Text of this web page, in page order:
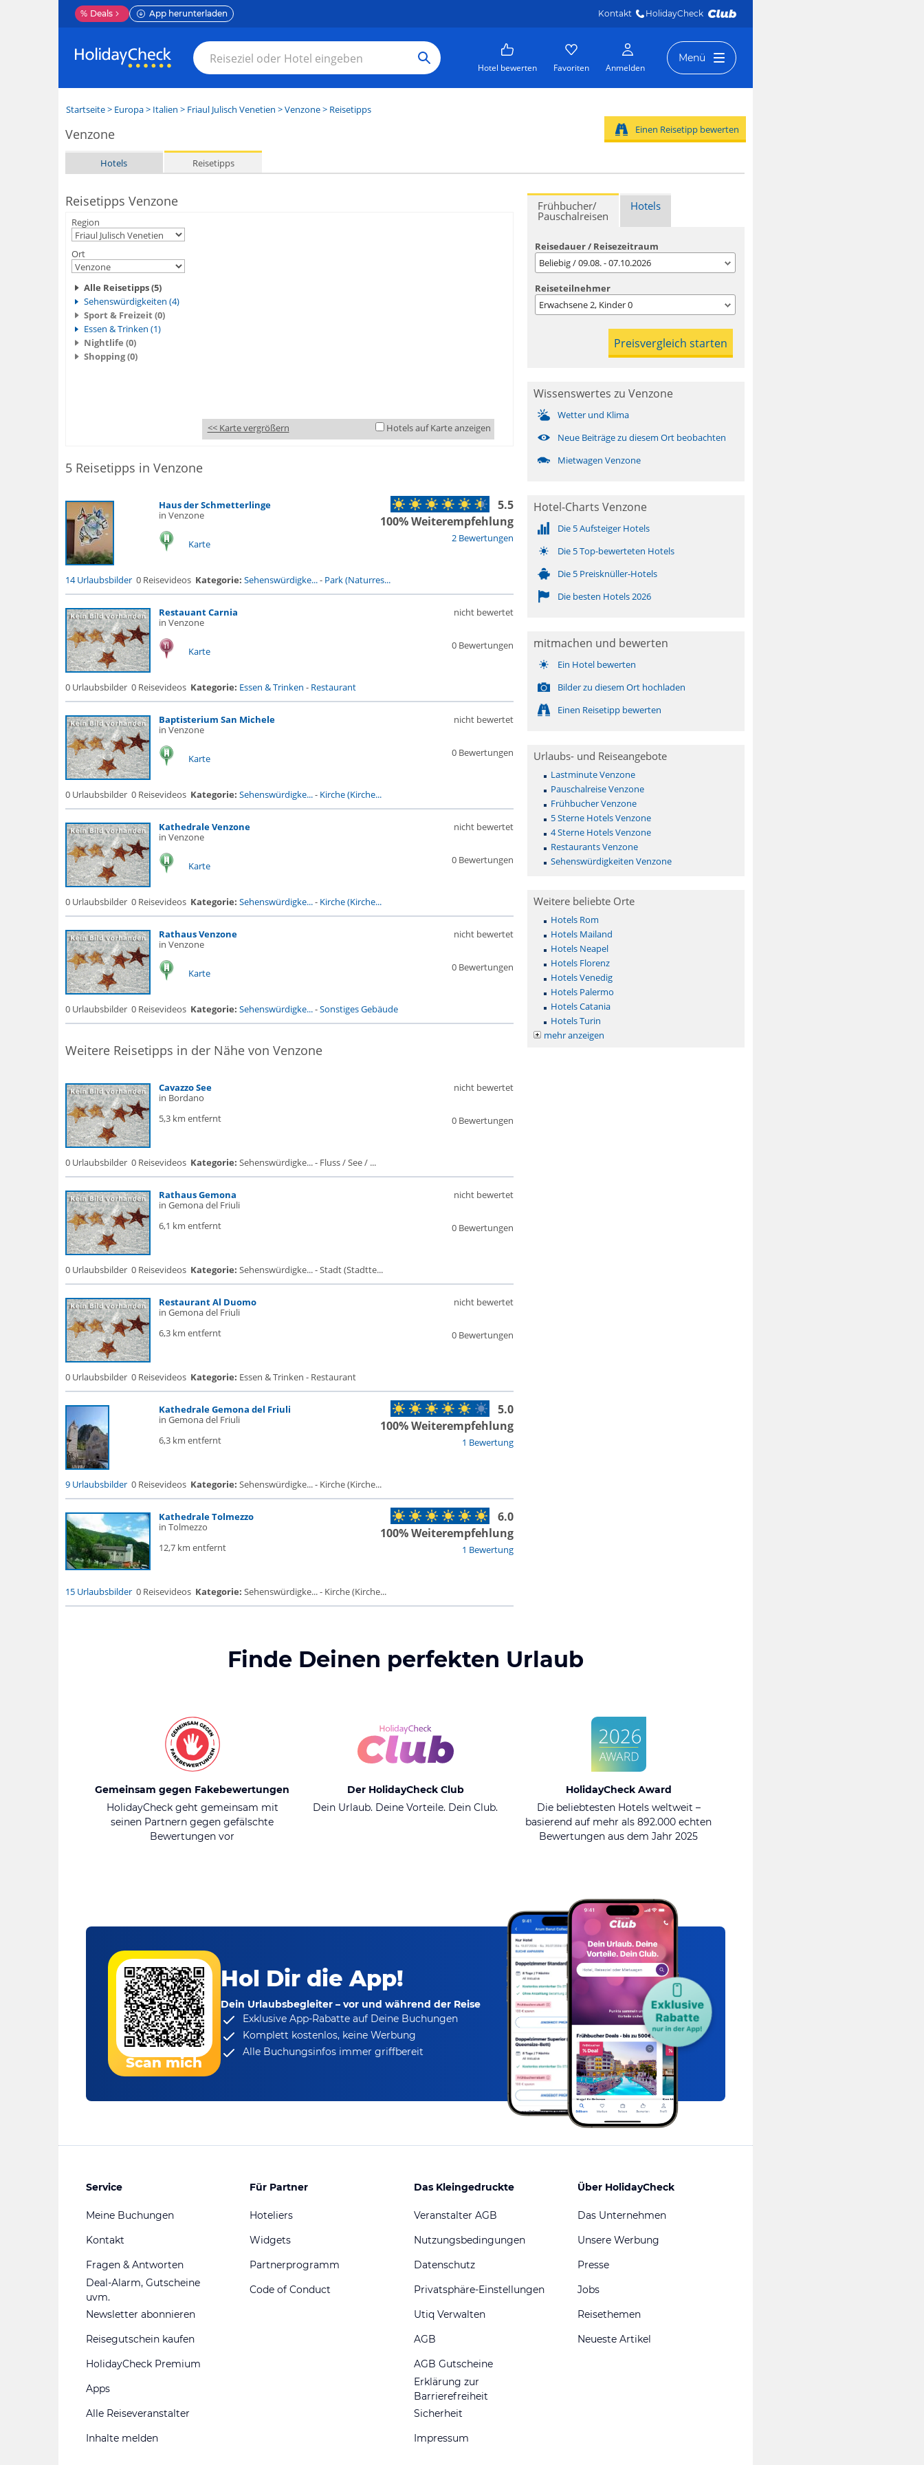
% Deals App herunterladen Kontakt HolidayCheck
Hotel bewerten Favoriten Anmelden
Menü
Startseite> Europa> Italien > Friaul Julisch Venetien >Venzone> Reisetipps
Venzone
Hotels Reisetipps
Einen Reisetipp bewerten
Reisetipps Venzone
Region
Ort
Alle Reisetipps (5)
Sehenswürdigkeiten (4)
Sport & Freizeit (0)
Essen & Trinken (1)
Nightlife (0)
Shopping (0)
<< Karte vergrößern Hotels auf Karte anzeigen
5 Reisetipps in Venzone
Haus der Schmetterlinge
in Venzone
Karte 2 Bewertungen
5.5
100% Weiterempfehlung
14 Urlaubsbilder 0 Reisevideos Kategorie: Sehenswürdigke...- Park (Naturres...
Restauant Carnia
in Venzone
Karte 0 Bewertungen
nicht bewertet
0 Urlaubsbilder 0 Reisevideos Kategorie: Essen & Trinken - Restaurant
Baptisterium San Michele
in Venzone
Karte 0 Bewertungen
nicht bewertet
0 Urlaubsbilder 0 Reisevideos Kategorie: Sehenswürdigke...- Kirche (Kirche...
Kathedrale Venzone
in Venzone
Karte 0 Bewertungen
nicht bewertet
0 Urlaubsbilder 0 Reisevideos Kategorie: Sehenswürdigke...- Kirche (Kirche...
Rathaus Venzone
in Venzone
Karte 0 Bewertungen
nicht bewertet
0 Urlaubsbilder 0 Reisevideos Kategorie: Sehenswürdigke...-Sonstiges Gebäude
Weitere Reisetipps in der Nähe von Venzone
Cavazzo See
in Bordano
5,3 km entfernt
0 Bewertungen
nicht bewertet
0 Urlaubsbilder 0 Reisevideos Kategorie: Sehenswürdigke... - Fluss / See / ...
Rathaus Gemona
in Gemona del Friuli
6,1 km entfernt
0 Bewertungen
nicht bewertet
0 Urlaubsbilder 0 Reisevideos Kategorie: Sehenswürdigke... - Stadt (Stadtte...
Restaurant Al Duomo
in Gemona del Friuli
6,3 km entfernt
0 Bewertungen
nicht bewertet
0 Urlaubsbilder 0 Reisevideos Kategorie: Essen & Trinken - Restaurant
Kathedrale Gemona del Friuli
in Gemona del Friuli
6,3 km entfernt
1 Bewertung
5.0
100% Weiterempfehlung
9 Urlaubsbilder 0 Reisevideos Kategorie: Sehenswürdigke... - Kirche (Kirche...
Kathedrale Tolmezzo
in Tolmezzo
12,7 km entfernt
1 Bewertung
6.0
100% Weiterempfehlung
15 Urlaubsbilder 0 Reisevideos Kategorie: Sehenswürdigke... - Kirche (Kirche...
Frühbucher/
Pauschalreisen
Hotels
Reisedauer / Reisezeitraum
Beliebig / 09.08. - 07.10.2026
Reiseteilnehmer
Erwachsene2, Kinder0
Wissenswertes zu Venzone
Wetter und Klima
Neue Beiträge zu diesem Ort beobachten
Mietwagen Venzone
Hotel-Charts Venzone
Die 5 Aufsteiger Hotels
Die 5 Top-bewerteten Hotels
Die 5 Preisknüller-Hotels
Die besten Hotels 2026
mitmachen und bewerten
Ein Hotel bewerten
Bilder zu diesem Ort hochladen
Einen Reisetipp bewerten
Urlaubs- und Reiseangebote
Lastminute Venzone
Pauschalreise Venzone
Frühbucher Venzone
5 Sterne Hotels Venzone
4 Sterne Hotels Venzone
Restaurants Venzone
Sehenswürdigkeiten Venzone
Weitere beliebte Orte
Hotels Rom
Hotels Mailand
Hotels Neapel
Hotels Florenz
Hotels Venedig
Hotels Palermo
Hotels Catania
Hotels Turin
mehr anzeigen
Finde Deinen perfekten Urlaub
Gemeinsam gegen Fakebewertungen
HolidayCheck geht gemeinsam mit
seinen Partnern gegen gefälschte
Bewertungen vor
Der HolidayCheck Club
Dein Urlaub. Deine Vorteile. Dein Club.
HolidayCheck Award
Die beliebtesten Hotels weltweit –
basierend auf mehr als 892.000 echten
Bewertungen aus dem Jahr 2025
Scan mich
Hol Dir die App!
Dein Urlaubsbegleiter – vor und während der Reise
Exklusive App-Rabatteauf Deine Buchungen
Komplett kostenlos, keine Werbung
Alle Buchungsinfos immer griffbereit
Service
Meine Buchungen
Kontakt
Fragen & Antworten
Deal-Alarm, Gutscheine
uvm.
Newsletter abonnieren
Reisegutschein kaufen
HolidayCheck Premium
Apps
Alle Reiseveranstalter
Inhalte melden
Für Partner
Hoteliers
Widgets
Partnerprogramm
Code of Conduct
Das Kleingedruckte
Veranstalter AGB
Nutzungsbedingungen
Datenschutz
Privatsphäre-Einstellungen
Utiq Verwalten
AGB
AGB Gutscheine
Erklärung zur
Barrierefreiheit
Sicherheit
Impressum
Über HolidayCheck
Das Unternehmen
Unsere Werbung
Presse
Jobs
Reisethemen
Neueste Artikel